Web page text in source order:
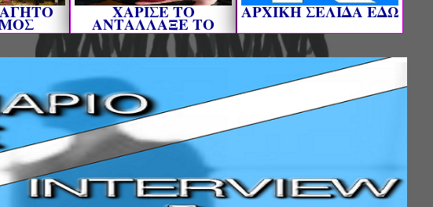
ΧΑΡΙΣΕ ΤΟ
ΑΝΤΑΛΛΑΞΕ ΤΟ
AΡΧΙΚΗ ΣΕΛΙΔΑ ΕΔΩ